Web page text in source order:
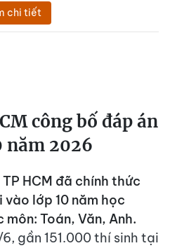
chi tiết
công bố đáp án
năm 2026
HCM đã chính thức
lớp 10 năm học
Toán, Văn, Anh.
gần 151.000 thí sinh tại